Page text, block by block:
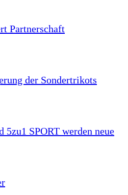
Partnerschaft
der Sondertrikots
5zu1 SPORT werden neue